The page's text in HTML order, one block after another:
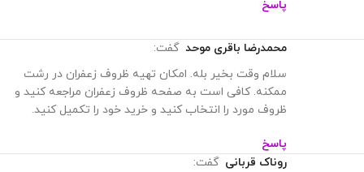
پاسخ
محمدرضا باقری موحد گفت:
سلام وقت بخیر بله. امکان تهیه ظروف زعفران در رشت
ممکنه. کافی است به صفحه ظروف زعفران مراجعه کنید و
ظروف مورد را انتخاب کنید و خرید خود را تکمیل کنید.
پاسخ
روناک قربانی گفت: